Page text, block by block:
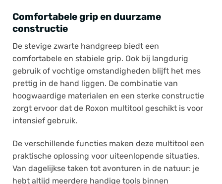
Comfortabele grip en duurzame
constructie
De stevige zwarte handgreep biedt een
comfortabele en stabiele grip. Ook bij langdurig
gebruik of vochtige omstandigheden blijft het mes
prettig in de hand liggen. De combinatie van
hoogwaardige materialen en een sterke constructie
zorgt ervoor dat de Roxon multitool geschikt is voor
intensief gebruik.
De verschillende functies maken deze multitool een
praktische oplossing voor uiteenlopende situaties.
Van dagelijkse taken tot avonturen in de natuur: je
hebt altijd meerdere handige tools binnen